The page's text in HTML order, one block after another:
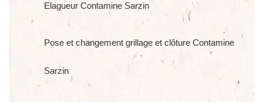
Elagueur Contamine Sarzin
Pose et changement grillage et clôture Contamine
Sarzin